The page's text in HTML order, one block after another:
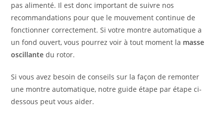
pas alimenté. Il est donc important de suivre nos
recommandations pour que le mouvement continue de
fonctionner correctement. Si votre montre automatique a
un fond ouvert, vous pourrez voir à tout moment la masse
oscillante du rotor.
Si vous avez besoin de conseils sur la façon de remonter
une montre automatique, notre guide étape par étape ci-
dessous peut vous aider.